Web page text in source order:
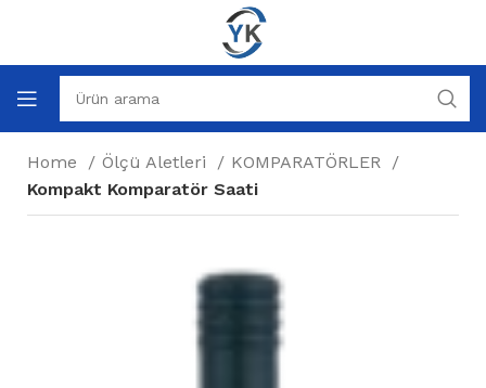
Home Ölçü Aletleri
KOMPARATÖRLER
Kompakt Komparatör Saati